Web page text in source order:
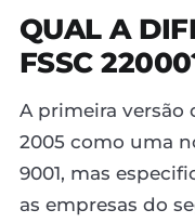
QUAL A
FSSC
A primeira versão
2005 como uma
9001, mas
as empresas do